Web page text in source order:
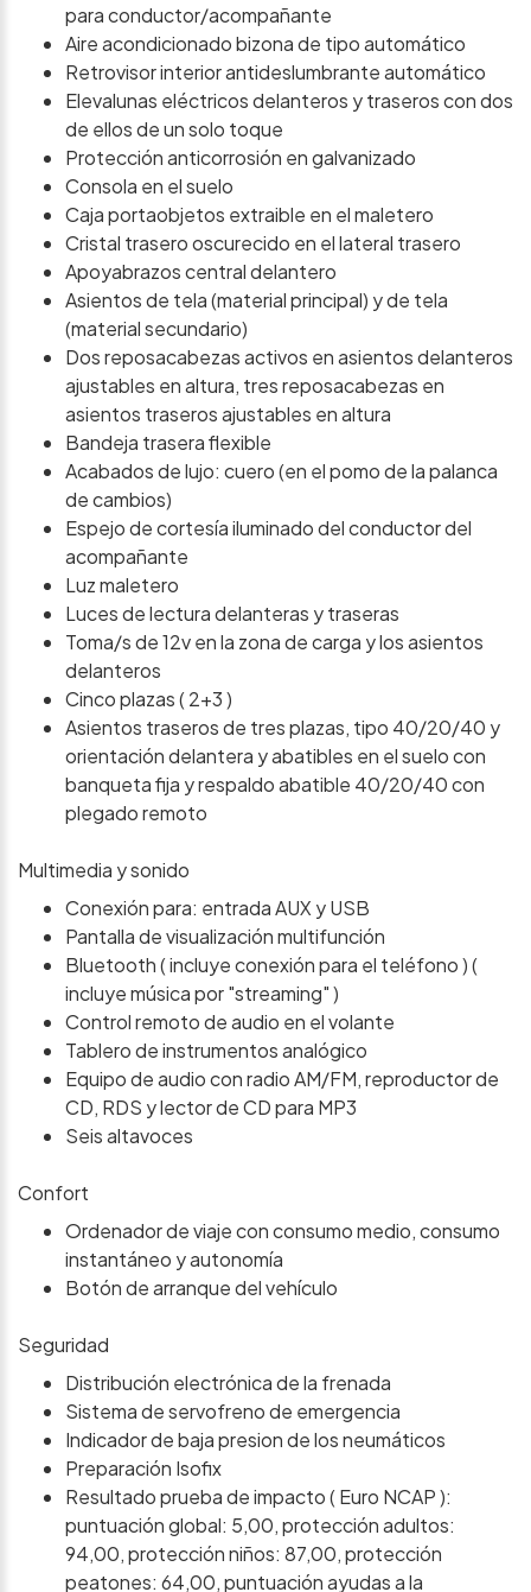
para conductor/acompañante
Aire acondicionado bizona de tipo automático
Retrovisor interior antideslumbrante automático
Elevalunas eléctricos delanteros y traseros con dos
de ellos de un solo toque
Protección anticorrosión en galvanizado
Consola en el suelo
Caja portaobjetos extraible en el maletero
Cristal trasero oscurecido en el lateral trasero
Apoyabrazos central delantero
Asientos de tela (material principal) y de tela
(material secundario)
Dos reposacabezas activos en asientos delanteros
ajustables en altura, tres reposacabezas en
asientos traseros ajustables en altura
Bandeja trasera flexible
Acabados de lujo: cuero (en el pomo de la palanca
de cambios)
Espejo de cortesía iluminado del conductor del
acompañante
Luz maletero
Luces de lectura delanteras y traseras
Toma/s de 12v en la zona de carga y los asientos
delanteros
Cinco plazas ( 2+3 )
Asientos traseros de tres plazas, tipo 40/20/40 y
orientación delantera y abatibles en el suelo con
banqueta fija y respaldo abatible 40/20/40 con
plegado remoto
Multimedia y sonido
Conexión para: entrada AUX y USB
Pantalla de visualización multifunción
Bluetooth ( incluye conexión para el teléfono ) (
incluye música por "streaming" )
Control remoto de audio en el volante
Tablero de instrumentos analógico
Equipo de audio con radio AM/FM, reproductor de
CD, RDS y lector de CD para MP3
Seis altavoces
Confort
Ordenador de viaje con consumo medio, consumo
instantáneo y autonomía
Botón de arranque del vehículo
Seguridad
Distribución electrónica de la frenada
Sistema de servofreno de emergencia
Indicador de baja presion de los neumáticos
Preparación Isofix
Resultado prueba de impacto ( Euro NCAP ):
puntuación global: 5,00, protección adultos:
94,00, protección niños: 87,00, protección
peatones: 64,00, puntuación ayudas a la